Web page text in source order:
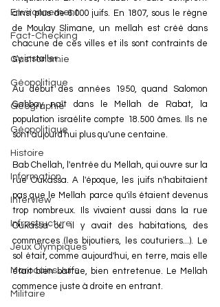
Environnement
Fact-Checking
Gastronomie
Géopolitique
Géographie
Géopolitique
Histoire
Information
Interview
Infrastructure
Jeux Olympiques
Marocains Juifs
Militaire
ainsi plus de 6.000 juifs. En 1807, sous le règne
de Moulay Slimane, un mellah est créé dans
chacune de ces villes et ils sont contraints de
s'y installer.
Au début des années 1950, quand Salomon
Gabbay naît dans le Mellah de Rabat, la
population israélite compte 18.500 âmes. Ils ne
sont aujourd'hui plus qu'une centaine.
Bab Chellah, l'entrée du Mellah, qui ouvre sur la
rue Oukassa. A l'époque, les juifs n'habitaient
pas que le Mellah parce qu'ils étaient devenus
trop nombreux. Ils vivaient aussi dans la rue
Oukassa où il y avait des habitations, des
commerces (les bijoutiers, les couturiers...). Le
sol était, comme aujourd'hui, en terre, mais elle
était bien battue, bien entretenue. Le Mellah
commence juste à droite en entrant.